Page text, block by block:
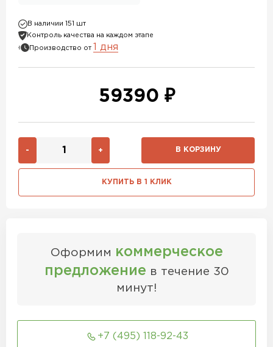
В наличии 151 шт
Контроль качества на каждом этапе
Производство от 1 дня
59390 ₽
- + В КОРЗИНУ
КУПИТЬ В 1 КЛИК
Оформим коммерческое
предложение в течение 30
минут!
+7 (495) 118-92-43